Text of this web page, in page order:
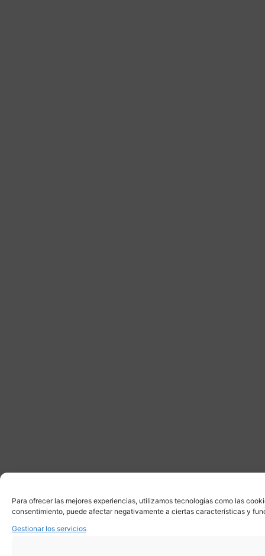
Para ofrecer las mejores experiencias, utilizamos tecnologías como las
consentimiento, puede afectar negativamente a ciertas características y
Gestionar los servicios